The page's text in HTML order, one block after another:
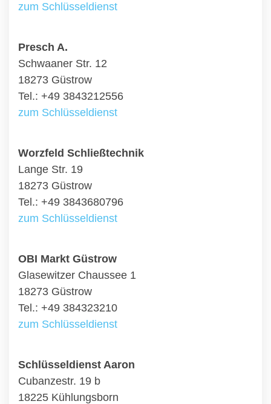
zum Schlüsseldienst
Presch A.
Schwaaner Str. 12
18273 Güstrow
Tel.: +49 3843212556
zum Schlüsseldienst
Worzfeld Schließtechnik
Lange Str. 19
18273 Güstrow
Tel.: +49 3843680796
zum Schlüsseldienst
OBI Markt Güstrow
Glasewitzer Chaussee 1
18273 Güstrow
Tel.: +49 384323210
zum Schlüsseldienst
Schlüsseldienst Aaron
Cubanzestr. 19 b
18225 Kühlungsborn